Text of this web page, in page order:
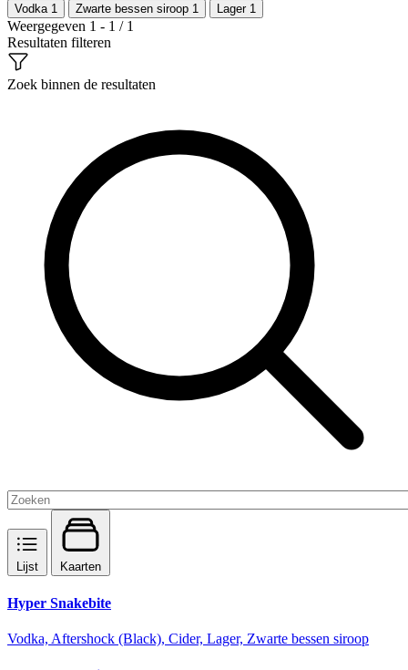
Vodka 1 Zwarte bessen siroop 1 Lager 1
Weergegeven 1 - 1 / 1
Resultaten filteren
Zoek binnen de resultaten
Lijst Kaarten
Hyper Snakebite
Vodka, Aftershock (Black), Cider, Lager, Zwarte bessen siroop